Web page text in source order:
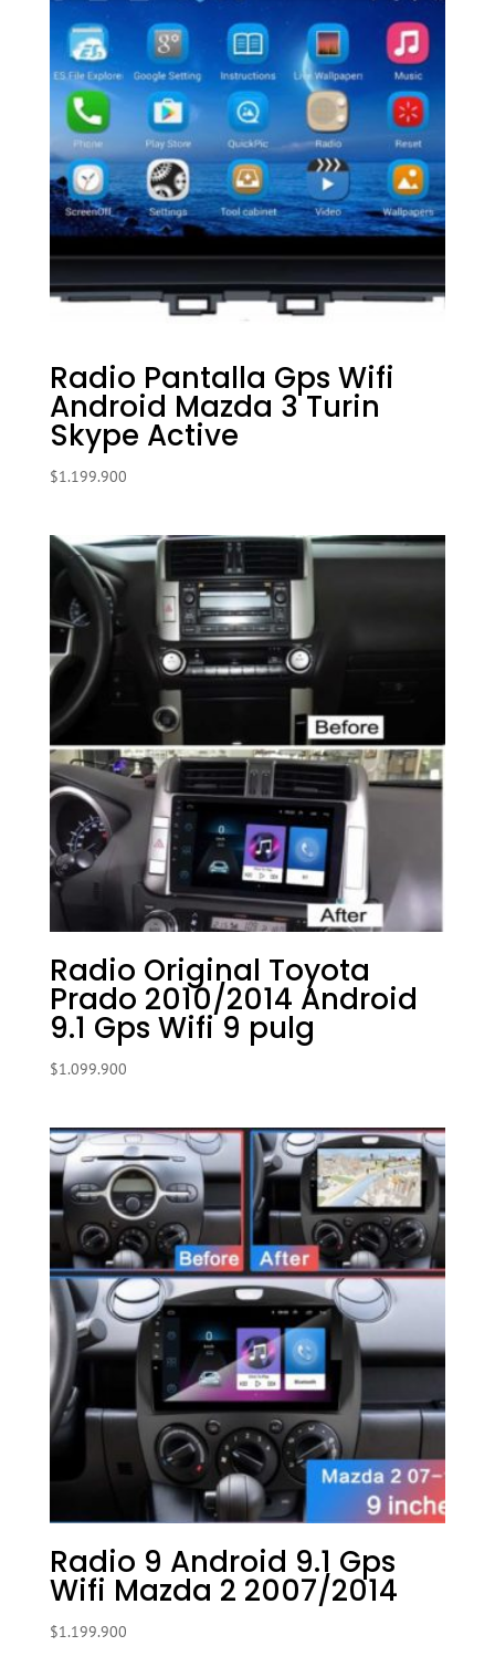
Radio Pantalla Gps Wifi
Android Mazda 3 Turin
Skype Active
$1.199.900
Radio Original Toyota
Prado 2010/2014 Android
9.1 Gps Wifi 9 pulg
$1.099.900
Radio 9 Android 9.1 Gps
Wifi Mazda 2 2007/2014
$1.199.900